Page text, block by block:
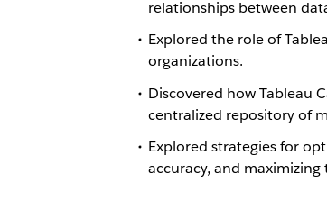
relationships between
Explored the role of
organizations.
Discovered how Tableau
centralized repository of
Explored strategies for
accuracy, and